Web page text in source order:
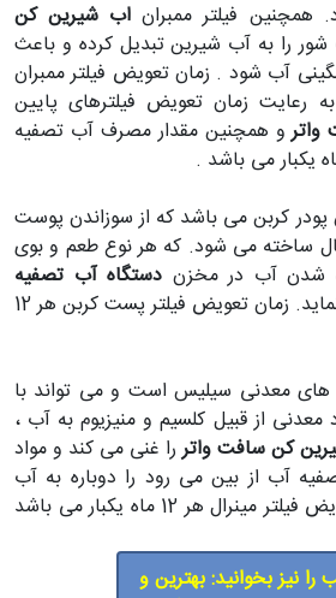
فیلتر ممبران اب شیرین کن
را به آب شیرین تبدیل کرده و باعث
آب شود . زمان تعویض فیلتر ممبران
رعایت زمان تعویض فیلترهای پایین
و همچنین مقدار مصرف آب تصفیه
کربن می باشد که از سوزاندن پوست
ساخته می شود. که هر نوع طعم و بوی
شدن آب در مخزن دستگاه آب تصفیه
را حذف می نماید. زمان تعویض فیلتر پست کربن هر 12
های معدنی سیلیس است و می تواند با
معدنی از قبیل کلسیم و منیزیوم به آب ،
کن سافت واتررا غنی می کند و مواد
آب از بین می رود را دوباره به آب
اضافه می کند. زمان تعویض فیلتر مینرال هر 12 ماه یکبار می باشد
را نیز بخوانید: بهترین و